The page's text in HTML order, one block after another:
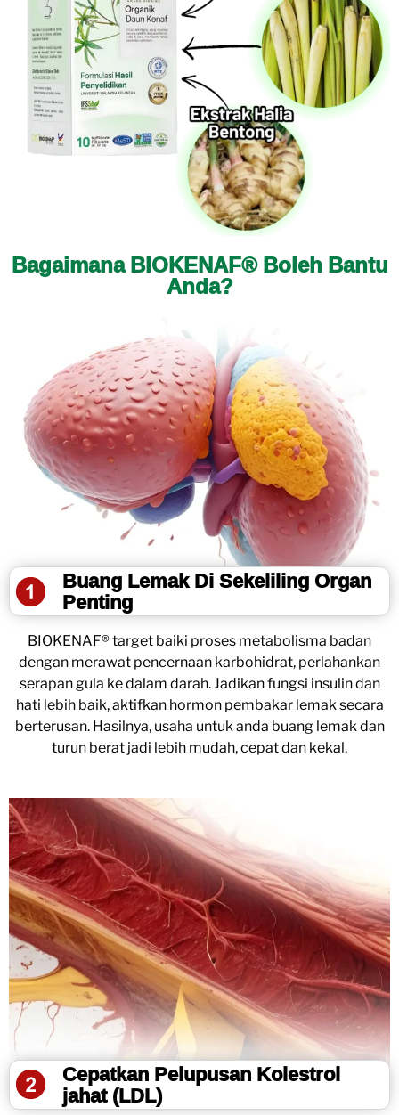
Bagaimana BIOKENAF® Boleh Bantu
Anda?
Buang Lemak Di Sekeliling Organ
Penting
BIOKENAF® target baiki proses metabolisma badan
dengan merawat pencernaan karbohidrat, perlahankan
serapan gula ke dalam darah. Jadikan fungsi insulin dan
hati lebih baik, aktifkan hormon pembakar lemak secara
berterusan. Hasilnya, usaha untuk anda buang lemak dan
turun berat jadi lebih mudah, cepat dan kekal.
Cepatkan Pelupusan Kolestrol
jahat (LDL)